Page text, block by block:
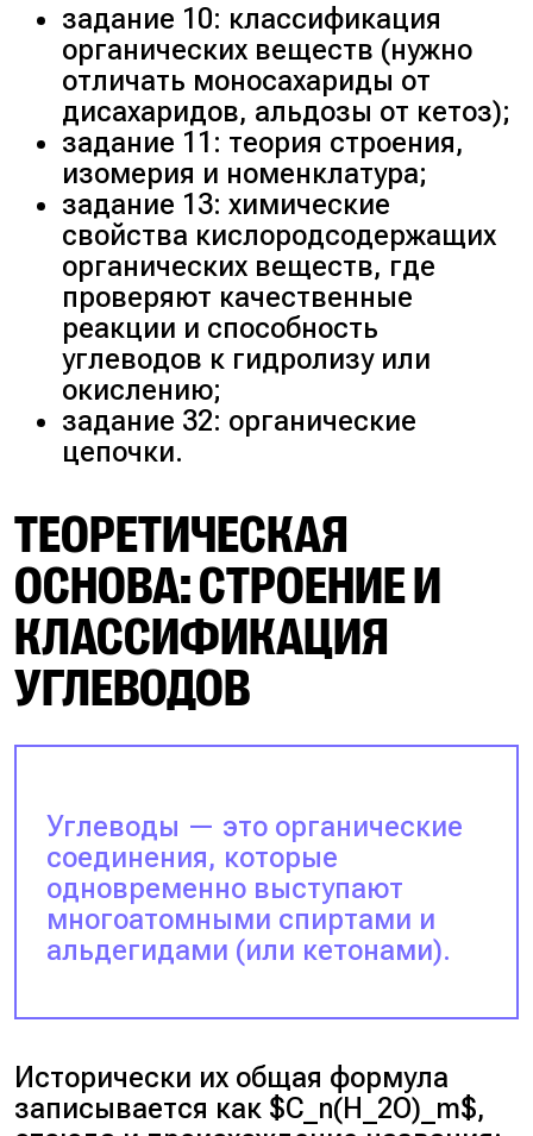
задание 10: классификация
органических веществ (нужно
отличать моносахариды от
дисахаридов, альдозы от кетоз);
задание 11: теория строения,
изомерия и номенклатура;
задание 13: химические
свойства кислородсодержащих
органических веществ, где
проверяют качественные
реакции и способность
углеводов к гидролизу или
окислению;
задание 32: органические
цепочки.
ТЕОРЕТИЧЕСКАЯ
ОСНОВА: СТРОЕНИЕ И
КЛАССИФИКАЦИЯ
УГЛЕВОДОВ
Углеводы — это органические
соединения, которые
одновременно выступают
многоатомными спиртами и
альдегидами (или кетонами).
Исторически их общая формула
записывается как $C_n(H_2O)_m$,